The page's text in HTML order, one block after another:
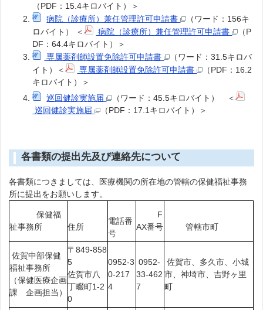
（PDF：15.4キロバイト）＞
病院（診療所）兼任管理許可申請書
（ワード：156キ
ロバイト） ＜
病院（診療所）兼任管理許可申請書
（P
DF：64.4キロバイト）＞
専属薬剤師設置免除許可申請書
（ワード：31.5キロバ
イト）＜
専属薬剤師設置免除許可申請書
（PDF：16.2
キロバイト）＞
巡回健診実施届
（ワード：45.5キロバイト） ＜
巡回健診実施届
（PDF：17.1キロバイト）＞
各書類の提出先及び連絡先について
各書類につきましては、医療機関の所在地の管轄の保健福祉事務
所に提出をお願いします。
保健福
祉事務所
住所
電話番
号
F
AX番号
管轄市町
佐賀中部保健
福祉事務所
（保健医療企画
課 企画担当）
〒849-858
5
佐賀市八
丁畷町1-2
0
0952-3
0-217
4
0952-
33-462
7
佐賀市、多久市、小城
市、神埼市、吉野ヶ里
町